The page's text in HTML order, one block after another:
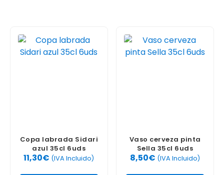
Copa labrada Sidari
azul 35cl 6uds
11,30€ (IVA Incluido)
Vaso cerveza pinta
Sella 35cl 6uds
8,50€ (IVA Incluido)